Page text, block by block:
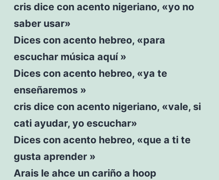
cris dice con acento nigeriano, «yo no
saber usar»
Dices con acento hebreo, «para
escuchar música aquí »
Dices con acento hebreo, «ya te
enseñaremos »
cris dice con acento nigeriano, «vale, si
cati ayudar, yo escuchar»
Dices con acento hebreo, «que a ti te
gusta aprender »
Arais le ahce un cariño a hoop